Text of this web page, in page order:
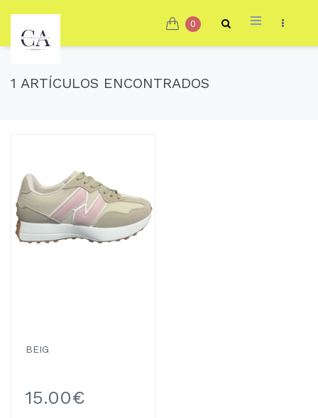
0
1 ARTÍCULOS ENCONTRADOS
BEIG
15.00€